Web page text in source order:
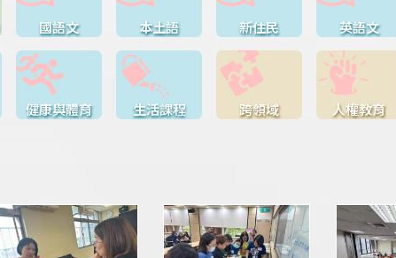
國語文 本土語 新住民 英語文
健康與體育 生活課程 跨領域 人權教育